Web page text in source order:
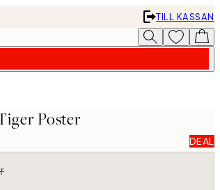
TILL KASSAN
Poster
DEAL